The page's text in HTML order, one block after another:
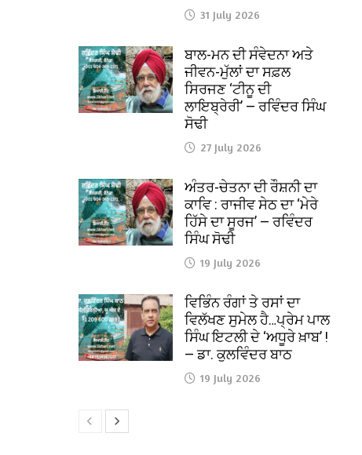
31 July 2026
ਬਾਲ-ਮਨ ਦੀ ਸੰਵੇਦਨਾ ਅਤੇ
ਜੀਵਨ-ਮੁੱਲਾਂ ਦਾ ਸਫ਼ਲ
ਸਿਰਜਣ ‘ਟੀਨੂ ਦੀ
ਲਾਇਬ੍ਰੇਰੀ’ — ਰਵਿੰਦਰ ਸਿੰਘ
ਸੋਢੀ
27 July 2026
ਅੰਤਰ-ਚੇਤਨਾ ਦੀ ਰੌਸ਼ਨੀ ਦਾ
ਕਾਵਿ : ਰਾਜੀਵ ਸੇਠ ਦਾ ‘ਮੇਰੇ
ਹਿੱਸੇ ਦਾ ਸੂਰਜ’ — ਰਵਿੰਦਰ
ਸਿੰਘ ਸੋਢੀ
19 July 2026
ਵਿਭਿੰਨ ਰੰਗਾਂ ਤੇ ਰਸਾਂ ਦਾ
ਵਿਲੱਖਣ ਸੁਮੇਲ ਹੈ…ਪ੍ਰੇਮ ਪਾਲ
ਸਿੰਘ ਇਟਲੀ ਦੇ ‘ਅਧੂਰੇ ਖ਼ਾਬ’ !
— ਡਾ. ਕੁਲਵਿੰਦਰ ਬਾਠ
19 July 2026